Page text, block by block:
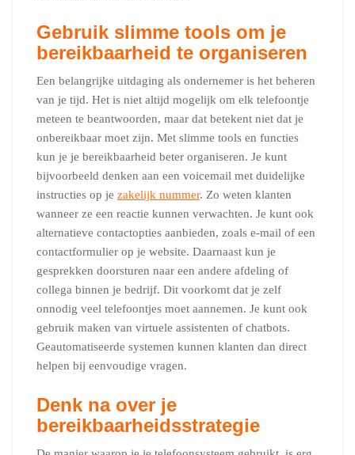
Gebruik slimme tools om je
bereikbaarheid te organiseren
Een belangrijke uitdaging als ondernemer is het beheren
van je tijd. Het is niet altijd mogelijk om elk telefoontje
meteen te beantwoorden, maar dat betekent niet dat je
onbereikbaar moet zijn. Met slimme tools en functies
kun je je bereikbaarheid beter organiseren. Je kunt
bijvoorbeeld denken aan een voicemail met duidelijke
instructies op je zakelijk nummer. Zo weten klanten
wanneer ze een reactie kunnen verwachten. Je kunt ook
alternatieve contactopties aanbieden, zoals e-mail of een
contactformulier op je website. Daarnaast kun je
gesprekken doorsturen naar een andere afdeling of
collega binnen je bedrijf. Dit voorkomt dat je zelf
onnodig veel telefoontjes moet aannemen. Je kunt ook
gebruik maken van virtuele assistenten of chatbots.
Geautomatiseerde systemen kunnen klanten dan direct
helpen bij eenvoudige vragen.
Denk na over je
bereikbaarheidsstrategie